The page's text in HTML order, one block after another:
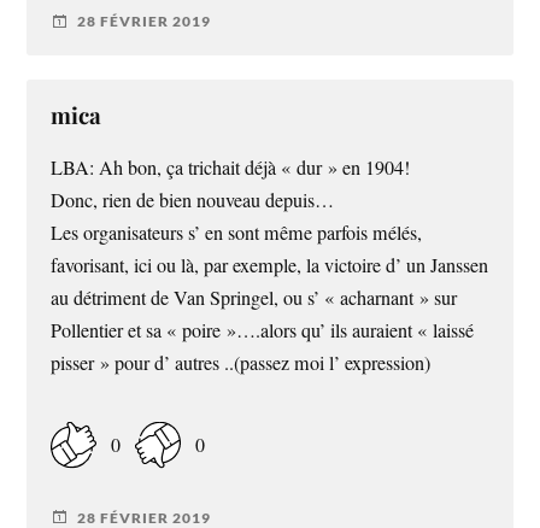
28 FÉVRIER 2019
mica
LBA: Ah bon, ça trichait déjà « dur » en 1904!
Donc, rien de bien nouveau depuis…
Les organisateurs s’ en sont même parfois mélés,
favorisant, ici ou là, par exemple, la victoire d’ un Janssen
au détriment de Van Springel, ou s’ « acharnant » sur
Pollentier et sa « poire »….alors qu’ ils auraient « laissé
pisser » pour d’ autres ..(passez moi l’ expression)
0 0
28 FÉVRIER 2019